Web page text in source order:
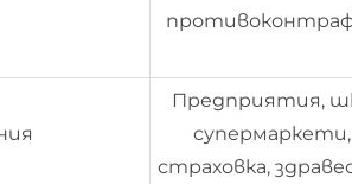
Предприятия,
страховка,